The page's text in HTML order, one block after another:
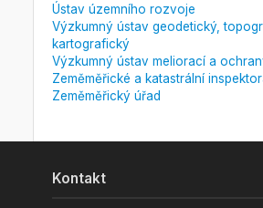
Ústav územního rozvoje
Výzkumný ústav geodetický,
kartografický
Výzkumný ústav meliorací a
Zeměměřické a katastrální
Zeměměřický úřad
Kontakt